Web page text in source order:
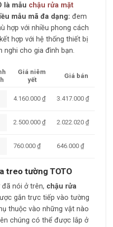
là mẫu chậu rửa mặt
mẫu mã đa dạng: đem
hợp với nhiều phong cách
hợp với hệ thống thiết bị
nghi cho gia đình bạn.
Giá niêm
yết
Giá bán
4.160.000₫ 3.417.000₫
2.500.000₫ 2.022.020₫
760.000₫ 646.000₫
treo tường TOTO
nói ở trên, chậu rửa
gắn trực tiếp vào tường
thuộc vào những vật nào
chúng có thể được lắp ở